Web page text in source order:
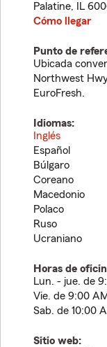
Palatine, IL
Cómo llegar
Punto de
Ubicada
Northwest
EuroFresh.
Idiomas:
Inglés
Español
Búlgaro
Coreano
Macedonio
Polaco
Ruso
Ucraniano
Horas de
Lun. - jue. de
Vie. de 9:00
Sab. de 10:00
Sitio web: